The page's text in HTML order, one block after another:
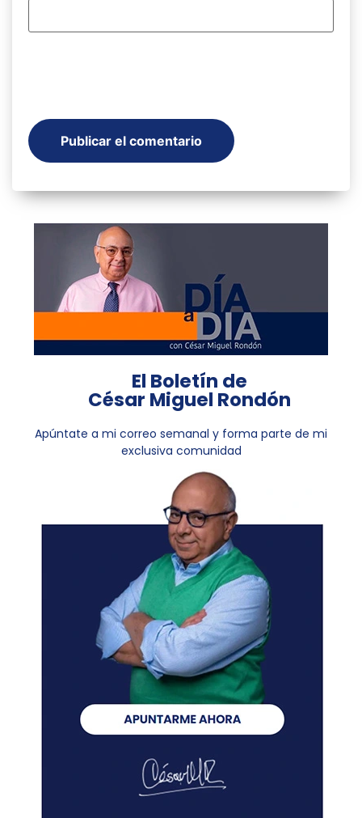
El Boletín de
César Miguel Rondón
Apúntate a mi correo semanal y forma parte de mi
exclusiva comunidad